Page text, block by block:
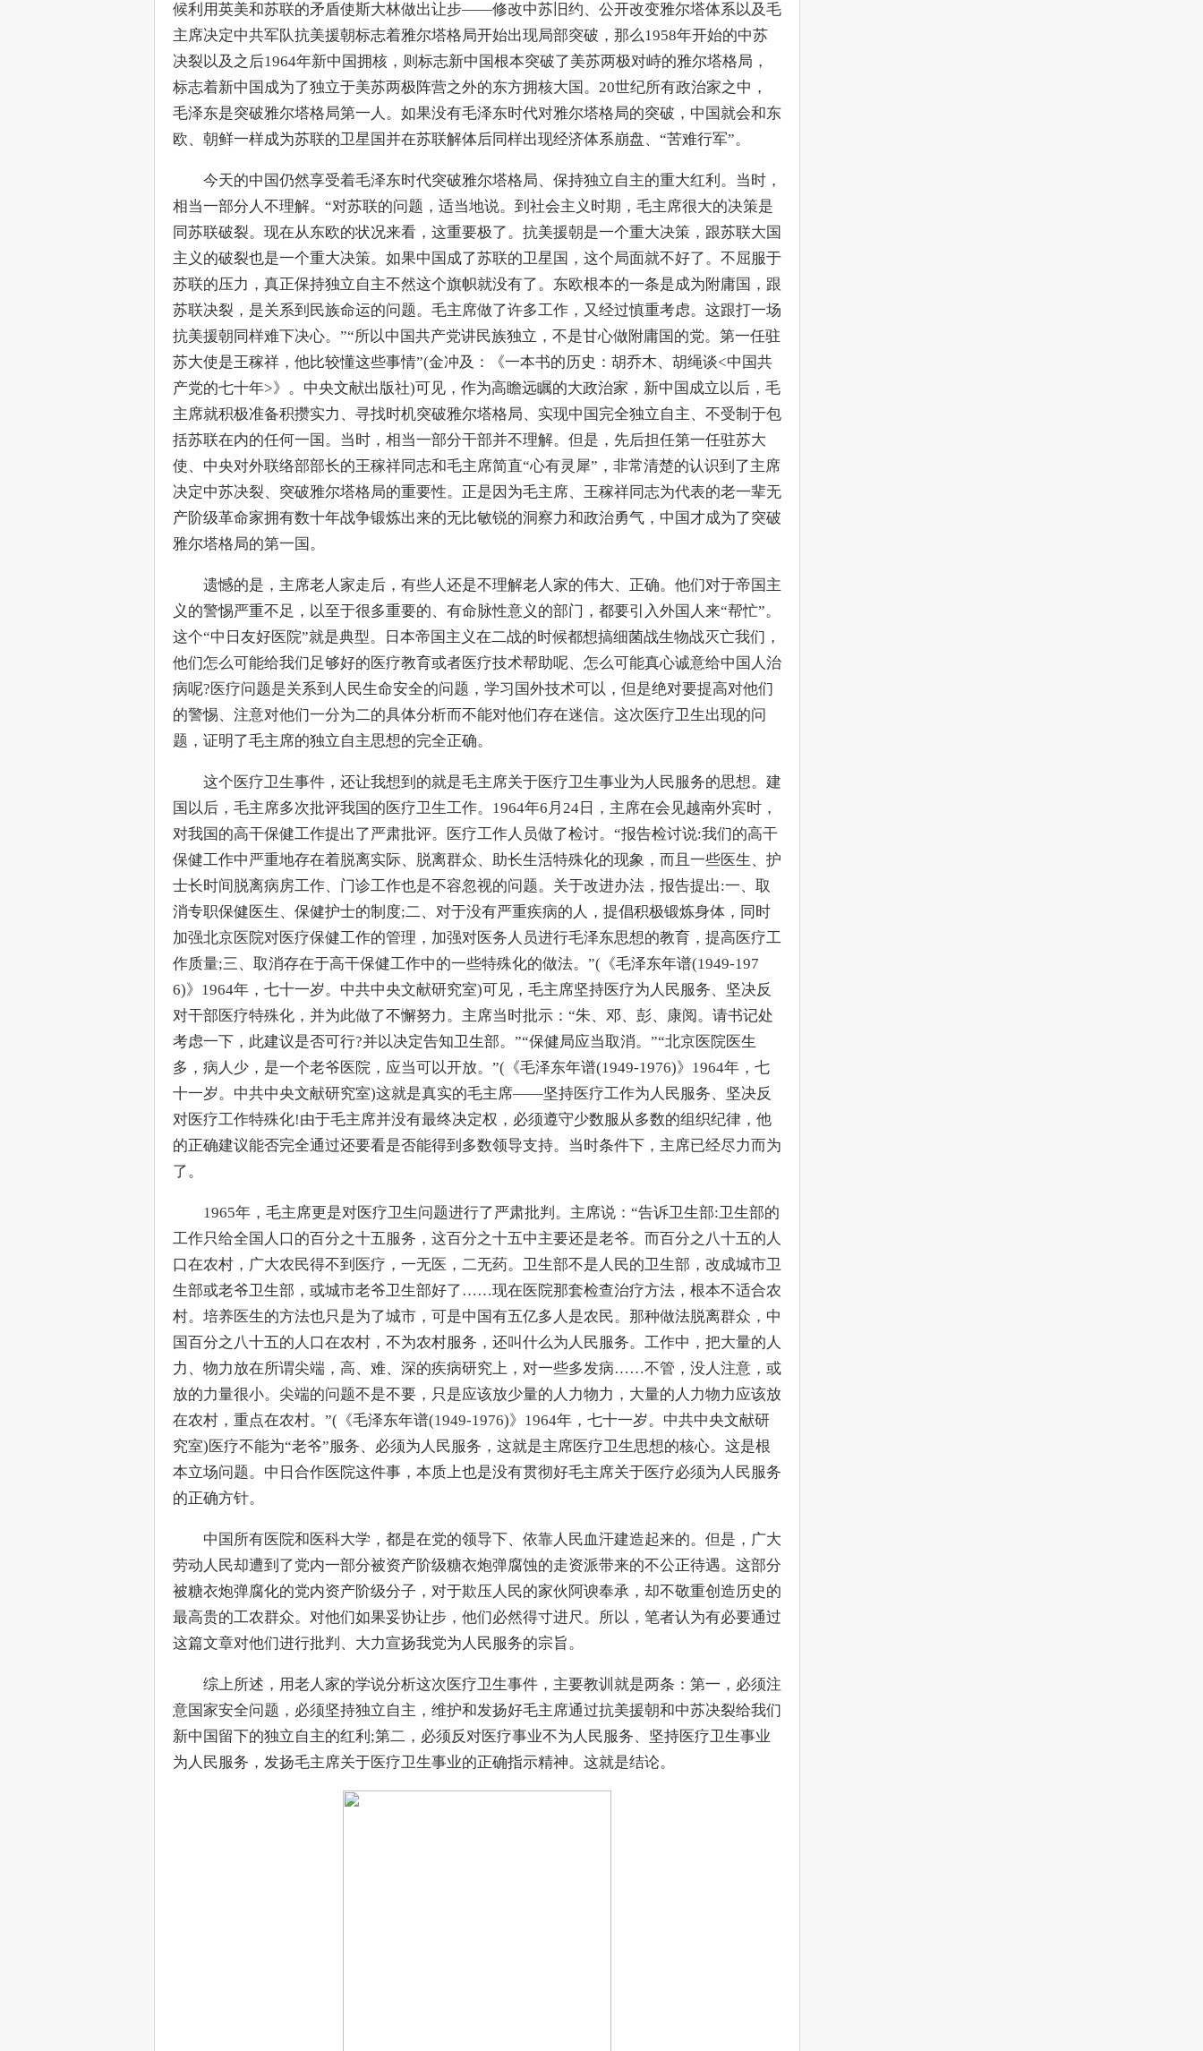
候利用英美和苏联的矛盾使斯大林做出让步——修改中苏旧约、公开改变雅尔塔体系以及毛
主席决定中共军队抗美援朝标志着雅尔塔格局开始出现局部突破，那么1958年开始的中苏
决裂以及之后1964年新中国拥核，则标志新中国根本突破了美苏两极对峙的雅尔塔格局，
标志着新中国成为了独立于美苏两极阵营之外的东方拥核大国。20世纪所有政治家之中，
毛泽东是突破雅尔塔格局第一人。如果没有毛泽东时代对雅尔塔格局的突破，中国就会和东
欧、朝鲜一样成为苏联的卫星国并在苏联解体后同样出现经济体系崩盘、“苦难行军”。
今天的中国仍然享受着毛泽东时代突破雅尔塔格局、保持独立自主的重大红利。当时，
相当一部分人不理解。“对苏联的问题，适当地说。到社会主义时期，毛主席很大的决策是
同苏联破裂。现在从东欧的状况来看，这重要极了。抗美援朝是一个重大决策，跟苏联大国
主义的破裂也是一个重大决策。如果中国成了苏联的卫星国，这个局面就不好了。不屈服于
苏联的压力，真正保持独立自主不然这个旗帜就没有了。东欧根本的一条是成为附庸国，跟
苏联决裂，是关系到民族命运的问题。毛主席做了许多工作，又经过慎重考虑。这跟打一场
抗美援朝同样难下决心。”“所以中国共产党讲民族独立，不是甘心做附庸国的党。第一任驻
苏大使是王稼祥，他比较懂这些事情”(金冲及：《一本书的历史：胡乔木、胡绳谈<中国共
产党的七十年>》。中央文献出版社)可见，作为高瞻远瞩的大政治家，新中国成立以后，毛
主席就积极准备积攒实力、寻找时机突破雅尔塔格局、实现中国完全独立自主、不受制于包
括苏联在内的任何一国。当时，相当一部分干部并不理解。但是，先后担任第一任驻苏大
使、中央对外联络部部长的王稼祥同志和毛主席简直“心有灵犀”，非常清楚的认识到了主席
决定中苏决裂、突破雅尔塔格局的重要性。正是因为毛主席、王稼祥同志为代表的老一辈无
产阶级革命家拥有数十年战争锻炼出来的无比敏锐的洞察力和政治勇气，中国才成为了突破
雅尔塔格局的第一国。
遗憾的是，主席老人家走后，有些人还是不理解老人家的伟大、正确。他们对于帝国主
义的警惕严重不足，以至于很多重要的、有命脉性意义的部门，都要引入外国人来“帮忙”。
这个“中日友好医院”就是典型。日本帝国主义在二战的时候都想搞细菌战生物战灭亡我们，
他们怎么可能给我们足够好的医疗教育或者医疗技术帮助呢、怎么可能真心诚意给中国人治
病呢?医疗问题是关系到人民生命安全的问题，学习国外技术可以，但是绝对要提高对他们
的警惕、注意对他们一分为二的具体分析而不能对他们存在迷信。这次医疗卫生出现的问
题，证明了毛主席的独立自主思想的完全正确。
这个医疗卫生事件，还让我想到的就是毛主席关于医疗卫生事业为人民服务的思想。建
国以后，毛主席多次批评我国的医疗卫生工作。1964年6月24日，主席在会见越南外宾时，
对我国的高干保健工作提出了严肃批评。医疗工作人员做了检讨。“报告检讨说:我们的高干
保健工作中严重地存在着脱离实际、脱离群众、助长生活特殊化的现象，而且一些医生、护
士长时间脱离病房工作、门诊工作也是不容忽视的问题。关于改进办法，报告提出:一、取
消专职保健医生、保健护士的制度;二、对于没有严重疾病的人，提倡积极锻炼身体，同时
加强北京医院对医疗保健工作的管理，加强对医务人员进行毛泽东思想的教育，提高医疗工
作质量;三、取消存在于高干保健工作中的一些特殊化的做法。”(《毛泽东年谱(1949-197
6)》1964年，七十一岁。中共中央文献研究室)可见，毛主席坚持医疗为人民服务、坚决反
对干部医疗特殊化，并为此做了不懈努力。主席当时批示：“朱、邓、彭、康阅。请书记处
考虑一下，此建议是否可行?并以决定告知卫生部。”“保健局应当取消。”“北京医院医生
多，病人少，是一个老爷医院，应当可以开放。”(《毛泽东年谱(1949-1976)》1964年，七
十一岁。中共中央文献研究室)这就是真实的毛主席——坚持医疗工作为人民服务、坚决反
对医疗工作特殊化!由于毛主席并没有最终决定权，必须遵守少数服从多数的组织纪律，他
的正确建议能否完全通过还要看是否能得到多数领导支持。当时条件下，主席已经尽力而为
了。
1965年，毛主席更是对医疗卫生问题进行了严肃批判。主席说：“告诉卫生部:卫生部的
工作只给全国人口的百分之十五服务，这百分之十五中主要还是老爷。而百分之八十五的人
口在农村，广大农民得不到医疗，一无医，二无药。卫生部不是人民的卫生部，改成城市卫
生部或老爷卫生部，或城市老爷卫生部好了……现在医院那套检查治疗方法，根本不适合农
村。培养医生的方法也只是为了城市，可是中国有五亿多人是农民。那种做法脱离群众，中
国百分之八十五的人口在农村，不为农村服务，还叫什么为人民服务。工作中，把大量的人
力、物力放在所谓尖端，高、难、深的疾病研究上，对一些多发病……不管，没人注意，或
放的力量很小。尖端的问题不是不要，只是应该放少量的人力物力，大量的人力物力应该放
在农村，重点在农村。”(《毛泽东年谱(1949-1976)》1964年，七十一岁。中共中央文献研
究室)医疗不能为“老爷”服务、必须为人民服务，这就是主席医疗卫生思想的核心。这是根
本立场问题。中日合作医院这件事，本质上也是没有贯彻好毛主席关于医疗必须为人民服务
的正确方针。
中国所有医院和医科大学，都是在党的领导下、依靠人民血汗建造起来的。但是，广大
劳动人民却遭到了党内一部分被资产阶级糖衣炮弹腐蚀的走资派带来的不公正待遇。这部分
被糖衣炮弹腐化的党内资产阶级分子，对于欺压人民的家伙阿谀奉承，却不敬重创造历史的
最高贵的工农群众。对他们如果妥协让步，他们必然得寸进尺。所以，笔者认为有必要通过
这篇文章对他们进行批判、大力宣扬我党为人民服务的宗旨。
综上所述，用老人家的学说分析这次医疗卫生事件，主要教训就是两条：第一，必须注
意国家安全问题，必须坚持独立自主，维护和发扬好毛主席通过抗美援朝和中苏决裂给我们
新中国留下的独立自主的红利;第二，必须反对医疗事业不为人民服务、坚持医疗卫生事业
为人民服务，发扬毛主席关于医疗卫生事业的正确指示精神。这就是结论。